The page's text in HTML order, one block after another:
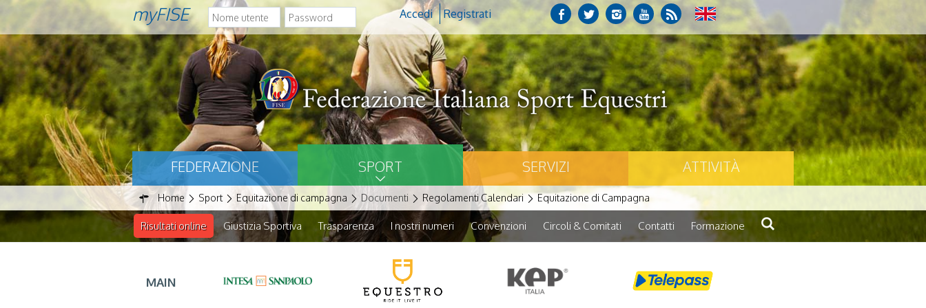
myFISE Accedi Registrati
FEDERAZIONE SPORT SERVIZI ATTIVITÀ
Home Sport Equitazione di campagna Documenti Regolamenti Calendari Equitazione di Campagna
Risultati online Giustizia Sportiva Trasparenza I nostri numeri Convenzioni Circoli & Comitati Contatti Formazione
MAIN